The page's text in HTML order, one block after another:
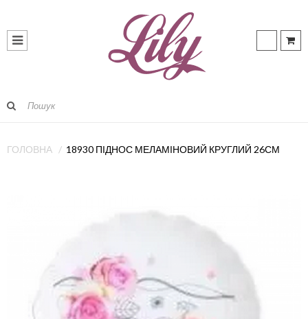
ГОЛОВНА 18930 ПІДНОС МЕЛАМІНОВИЙ КРУГЛИЙ 26СМ